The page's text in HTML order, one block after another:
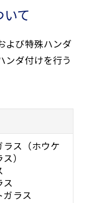
て
よび特殊ハンダ
ンダ付けを行う
ラス（ホウケ
）
ス
ガラス